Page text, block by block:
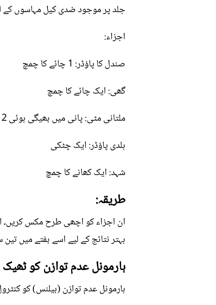
جلد پر موجود ضدی کیل مہاسوں کے
اجزاء:
صندل کا پاؤڈر: 1 چائے کا چمچ
گھی: ایک چائے کا چمچ
ملتانی مٹی: پانی میں بھیگی ہوئی 2 کھانے کے چمچ
ہلدی پاؤڈر: ایک چٹکی
شہد: ایک کھانے کا چمچ
طریقہ:
ان اجزاء کو اچھی طرح مکس کریں،
بہتر نتائج کے لیے اسے ہفتے میں
ہارمونل عدم توازن کو
ہارمونل عدم توازن (بیلنس) کو